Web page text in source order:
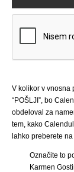
V kolikor v vnosna
“POŠLJI”, bo
obdeloval za
tem, kako
lahko preberete
Označite to
Karmen